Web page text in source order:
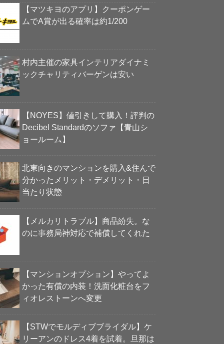
【マツキヨのアプリ】クーポンゲー
ムでA賞が出る確率は約1/200
村内主催の家具インテリアダイナミ
ックチャリティバーゲンは安い
【NOYES】値引きして購入！評判の
Decibel Standardのソファ【青山シ
ョールーム】
北東向きのマンションを購入&住んで
分かったメリット・デメリット・日
当たり状態
【メルカリトラブル】商品紛失。な
のに事務局神対応で補償してくれた
【マンションオプション】やってよ
かった有償の内装！洗面化粧台をフ
ィオレストーンへ変更
【STWでモルディブブライダル】ケ
リーアンのドレス4着を試着。旦那は